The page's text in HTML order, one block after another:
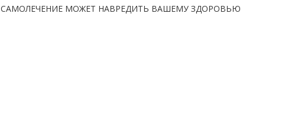
САМОЛЕЧЕНИЕ МОЖЕТ НАВРЕДИТЬ ВАШЕМУ ЗДОРОВЬЮ